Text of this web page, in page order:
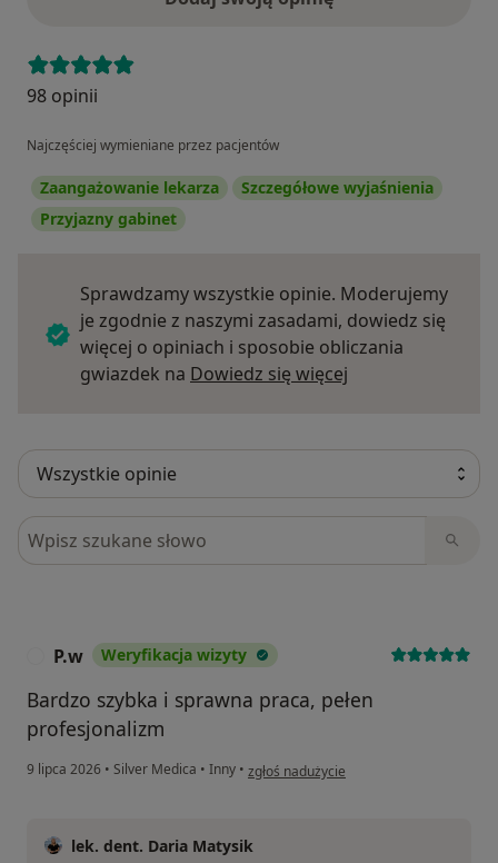
98 opinii
Najczęściej wymieniane przez pacjentów
Zaangażowanie lekarza
Szczegółowe wyjaśnienia
Przyjazny gabinet
Sprawdzamy wszystkie opinie. Moderujemy
je zgodnie z naszymi zasadami, dowiedz się
więcej o opiniach i sposobie obliczania
gwiazdek na Dowiedz się więcej
Szukaj w opiniach
P.w Weryfikacja wizyty
Bardzo szybka i sprawna praca, pełen
profesjonalizm
9 lipca 2026 • Silver Medica • Inny • w opinii użytkownika P.w
zgłoś nadużycie
lek. dent. Daria Matysik